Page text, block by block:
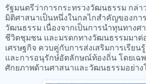
รัฐมนตรีว่าการกระทรวงวัฒนธรรม กล่า
มิติศาสนาเป็นหนึ่งในกลไกสำคัญของกา
วัฒนธรรม เนื่องจากเป็นการนำทุนทางศ
ชีวิตชุมชน และมรดกทางวัฒนธรรมมาต่
เศรษฐกิจ ควบคู่กับการส่งเสริมการเรีย
และการอนุรักษ์อัตลักษณ์ท้องถิ่น โดยเฉ
ศักยภาพด้านศาสนาและวัฒนธรรมอย่าง